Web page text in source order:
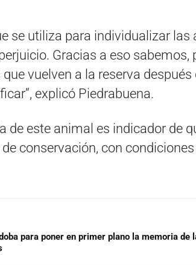
se utiliza para individualizar las
Gracias a eso sabemos,
vuelven a la reserva después
explicó Piedrabuena.
de este animal es indicador de
conservación, con condiciones
para poner en primer plano la memoria de